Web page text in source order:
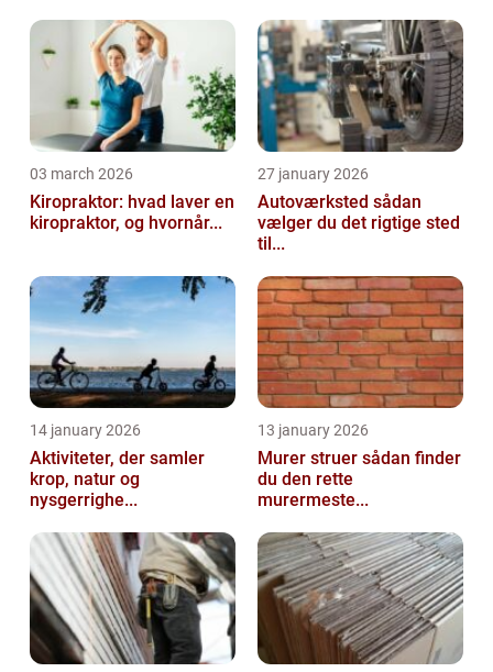
03 march 2026
Kiropraktor: hvad laver en
kiropraktor, og hvornår...
27 january 2026
Autoværksted sådan
vælger du det rigtige sted
til...
14 january 2026
Aktiviteter, der samler
krop, natur og
nysgerrighe...
13 january 2026
Murer struer sådan finder
du den rette
murermeste...